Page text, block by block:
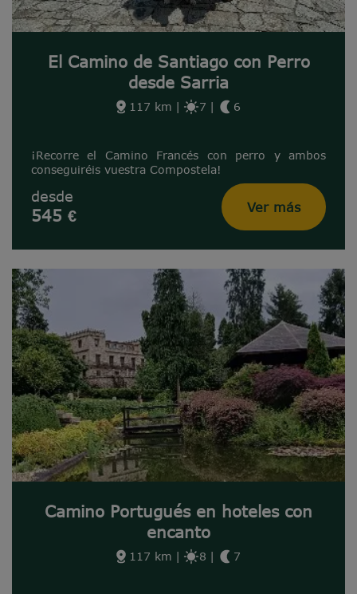
El Camino de Santiago con Perro
desde Sarria
117 km | 7 | 6
¡Recorre el Camino Francés con perro y ambos
conseguiréis vuestra Compostela!
desde
545 € Ver más
Camino Portugués en hoteles con
encanto
117 km | 8 | 7